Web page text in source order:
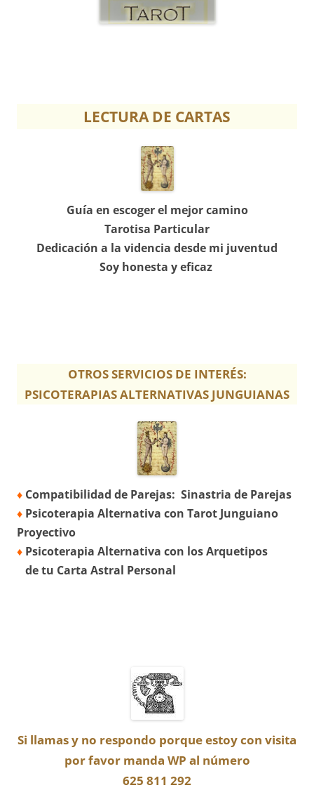
LECTURA DE CARTAS
Guía en escoger el mejor camino
Tarotisa Particular
Dedicación a la videncia desde mi juventud
Soy honesta y eficaz
OTROS SERVICIOS DE INTERÉS:
PSICOTERAPIAS ALTERNATIVAS JUNGUIANAS
♦ Compatibilidad de Parejas: Sinastria de Parejas
♦ Psicoterapia Alternativa con Tarot Junguiano
Proyectivo
♦ Psicoterapia Alternativa con los Arquetipos
de tu Carta Astral Personal
Si llamas y no respondo porque estoy con visita
por favor manda WP al número
625 811 292